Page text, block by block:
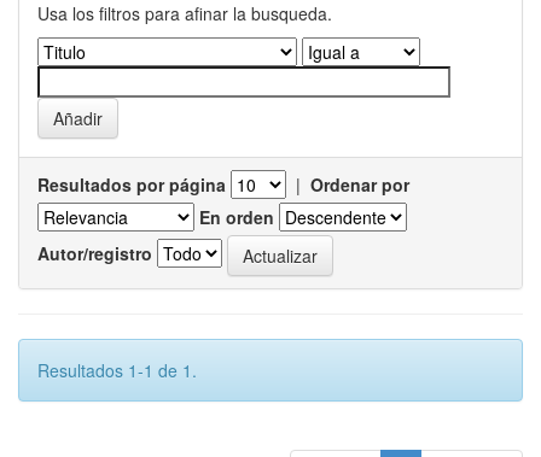
Usa los filtros para afinar la busqueda.
Resultados por página | Ordenar por
En orden
Autor/registro
Resultados 1-1 de 1.